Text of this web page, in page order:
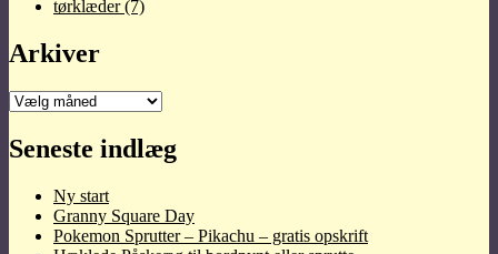
tørklæder(7)
Arkiver
Arkiver
Seneste indlæg
Ny start
Granny Square Day
Pokemon Sprutter – Pikachu – gratis opskrift